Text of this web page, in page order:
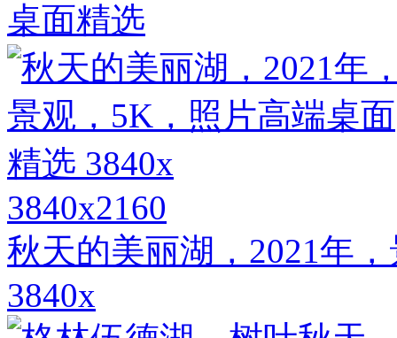
桌面精选
3840x2160
秋天的美丽湖，2021年
3840x